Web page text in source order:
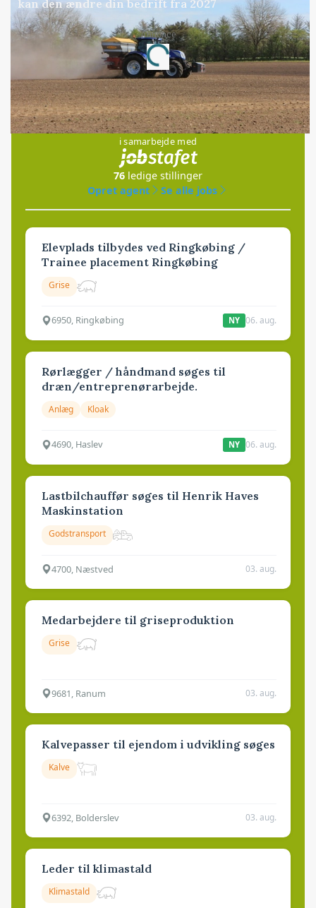
kan den ændre din bedrift fra 2027
Annonce
Loading...
Jobs
i samarbejde med
76 ledige stillinger
Opret agent
Se alle jobs
Elevplads tilbydes ved Ringkøbing /
Trainee placement Ringkøbing
Grise
6950, Ringkøbing NY 06. aug.
Rørlægger / håndmand søges til
dræn/entreprenørarbejde.
Anlæg Kloak
4690, Haslev NY 06. aug.
Lastbilchauffør søges til Henrik Haves
Maskinstation
Godstransport
4700, Næstved 03. aug.
Medarbejdere til griseproduktion
Grise
9681, Ranum 03. aug.
Kalvepasser til ejendom i udvikling søges
Kalve
6392, Bolderslev 03. aug.
Leder til klimastald
Klimastald